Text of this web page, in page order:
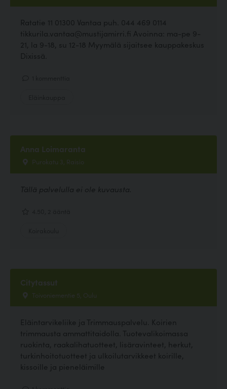
Ratatie 11 01300 Vantaa puh. 044 469 0114
tikkurila.vantaa@mustijamirri.fi Avoinna: ma-pe 9-
21, la 9-18, su 12-18 Myymälä sijaitsee kauppakeskus
Dixissä.
Anna Loimaranta
Purokatu 3, Raisio
Tällä palvelulla ei ole kuvausta.
Citytassut
Toivoniementie 5, Oulu
Eläintarvikeliike ja Trimmauspalvelu. Koirien
trimmausta ammattitaidolla. Tuotevalikoimassa
ruokinta, raakalihatuotteet, lisäravinteet, herkut,
turkinhoitotuotteet ja ulkoilutarvikkeet koirille,
kissoille ja pieneläimille